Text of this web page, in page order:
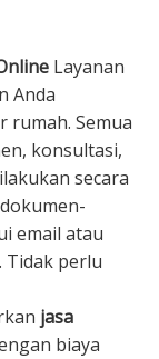
Layanan
Anda
rumah. Semua
konsultasi,
secara
email atau
Tidak perlu
jasa
biaya